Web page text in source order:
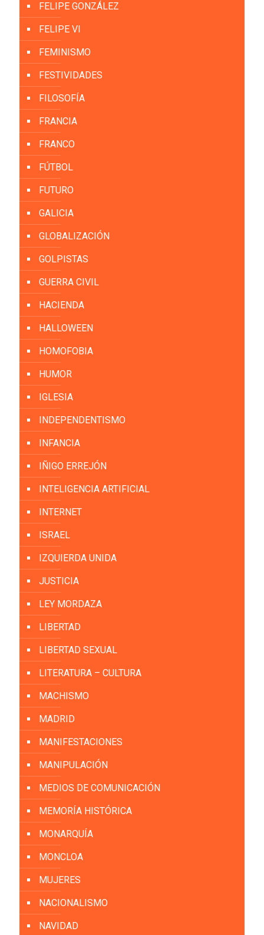
FELIPE GONZÁLEZ
FELIPE VI
FEMINISMO
FESTIVIDADES
FILOSOFÍA
FRANCIA
FRANCO
FÚTBOL
FUTURO
GALICIA
GLOBALIZACIÓN
GOLPISTAS
GUERRA CIVIL
HACIENDA
HALLOWEEN
HOMOFOBIA
HUMOR
IGLESIA
INDEPENDENTISMO
INFANCIA
IÑIGO ERREJÓN
INTELIGENCIA ARTIFICIAL
INTERNET
ISRAEL
IZQUIERDA UNIDA
JUSTICIA
LEY MORDAZA
LIBERTAD
LIBERTAD SEXUAL
LITERATURA – CULTURA
MACHISMO
MADRID
MANIFESTACIONES
MANIPULACIÓN
MEDIOS DE COMUNICACIÓN
MEMORÍA HISTÓRICA
MONARQUÍA
MONCLOA
MUJERES
NACIONALISMO
NAVIDAD